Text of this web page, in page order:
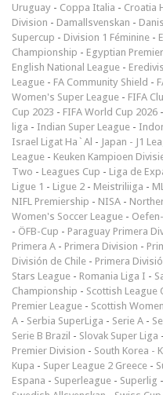
Uruguay - Coppa Italia - Croatia
Division - Damallsvenskan -
Supercup - Division 1 Féminine -
Championship - Egyptian
English National League -
League - FA Community Shield -
Women's Super League - FIFA
Cup 2023 - FIFA World Cup 2026 -
liga - Indian Super League -
Israel Ligat Ha`Al - Japan - J1
League - Keuken Kampioen
Two - Leagues Cup - Liga de
Ligue 1 - Ligue 2 - Meistriliiga -
NIFL Premiership - NISA -
Women's Soccer League -
- ÖFB-Cup - Paraguay Primera
Primera A - Primera Division -
División de Chile - Primera
Stars League - Romania Liga I -
Championship - Scottish League
Premier League - Scottish
A - Serbia SuperLiga - Serie A -
Serie B Brazil - Slovak Super Liga -
Premier Division - South Korea -
Kupa - Super League 2 Greece -
Espana - Superleague - Superlig -